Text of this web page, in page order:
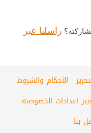
راسلنا عبر
الأحكام والشروط
اعدادات الخصوصية
بنا